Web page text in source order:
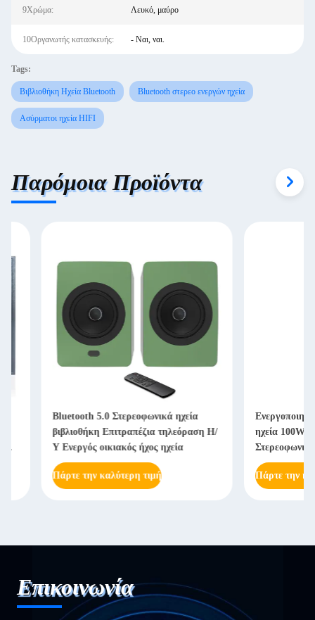
9Χρώμα: Λευκό, μαύρο
10Οργανωτής κατασκευής: - Ναι, ναι.
Tags:
Βιβλιοθήκη Ηχεία Bluetooth Bluetooth στερεο ενεργών ηχεία
Ασύρματοι ηχεία HIFI
Παρόμοια Προϊόντα
Bluetooth 5.0 Στερεοφωνικά ηχεία
βιβλιοθήκη Επιτραπέζια τηλεόραση Η/
Υ Ενεργός οικιακός ήχος ηχεία
Πάρτε την καλύτερη τιμή
Ενεργοποιημένη
ηχεία 100W
Στερεοφωνικές
Πάρτε την καλύτερη
Επικοινωνία